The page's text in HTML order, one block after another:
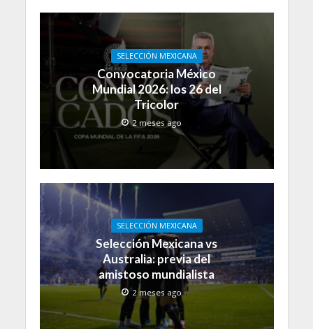
SELECCIÓN MEXICANA
Convocatoria México
Mundial 2026: los 26 del
Tricolor
2 meses ago
SELECCIÓN MEXICANA
Selección Mexicana vs
Australia: previa del
amistoso mundialista
2 meses ago